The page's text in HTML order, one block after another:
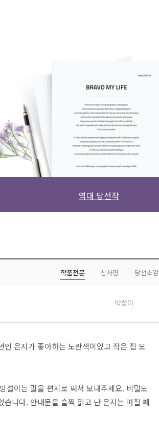
역대 당선작
작품전문 심사평 당선소감
박상미
은지가 좋아하는 노란색이었고 작은 집 모
설이는 말을 편지로 써서 보내주세요. 비밀도
니다. 안내문을 슬쩍 읽고 난 은지는 며칠 째